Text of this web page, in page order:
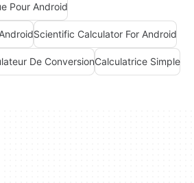
Pour Android
Scientific Calculator For Android
De ConversionCalculatrice Simple